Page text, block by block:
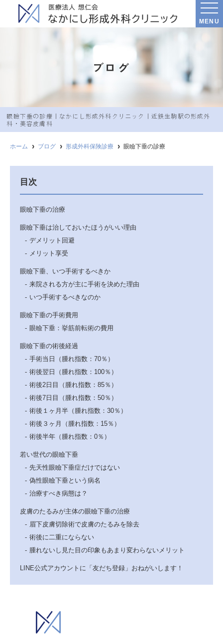
MENU
ブログ
眼瞼下垂の診療｜なかにし︎形成外科クリニック｜近鉄生駒駅の形成外
科・美容皮膚科
ホーム ブログ 形成外科保険診療 眼瞼下垂の診療
目次
眼瞼下垂の治療
眼瞼下垂は治しておいたほうがいい理由
デメリット回避
メリット享受
眼瞼下垂、いつ手術するべきか
来院される方が主に手術を決めた理由
いつ手術するべきなのか
眼瞼下垂の手術費用
眼瞼下垂：挙筋前転術の費用
眼瞼下垂の術後経過
手術当日（腫れ指数：70％）
術後翌日（腫れ指数：100％）
術後2日目（腫れ指数：85％）
術後7日目（腫れ指数：50％）
術後１ヶ月半（腫れ指数：30％）
術後３ヶ月（腫れ指数：15％）
術後半年（腫れ指数：0％）
若い世代の眼瞼下垂
先天性眼瞼下垂症だけではない
偽性眼瞼下垂という病名
治療すべき病態は？
皮膚のたるみが主体の眼瞼下垂の治療
眉下皮膚切除術で皮膚のたるみを除去
術後に二重にならない
腫れないし見た目の印象もあまり変わらないメリット
LINE公式アカウントに「友だち登録」おねがいします！